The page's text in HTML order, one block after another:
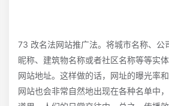
73 改名法网站推广法。将城市名称、公
昵称、建筑物名称或者社区名称等等实
网站地址。这样做的话，网址的曝光率
网站也会非常自然地出现在各种名单中